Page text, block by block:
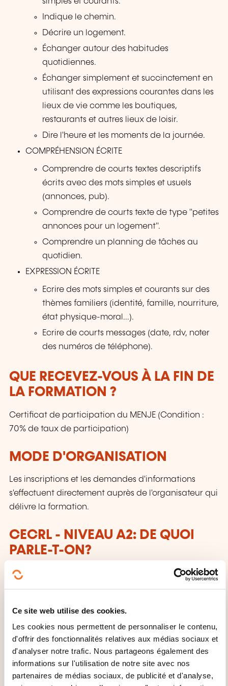
Ce site web utilise des cookies.
Les cookies nous permettent de personnaliser le contenu,
d'offrir des fonctionnalités relatives aux médias sociaux et
d'analyser notre trafic. Nous partageons également des
informations sur l'utilisation de notre site avec nos
partenaires de médias sociaux, de publicité et d'analyse,
Indique le chemin.
Décrire un logement.
Échanger autour des habitudes
quotidiennes.
Échanger simplement et succinctement en
utilisant des expressions courantes dans les
lieux de vie comme les boutiques,
restaurants et autres lieux de loisir.
Dire l'heure et les moments de la journée.
COMPRÉHENSION ÉCRITE
Comprendre de courts textes descriptifs
écrits avec des mots simples et usuels
(annonces, pub).
Comprendre de courts texte de type "petites
annonces pour un logement".
Comprendre un planning de tâches au
quotidien.
EXPRESSION ÉCRITE
Ecrire des mots simples et courants sur des
thèmes familiers (identité, famille, nourriture,
état physique-moral...).
Ecrire de courts messages (date, rdv, noter
des numéros de téléphone).
QUE RECEVEZ-VOUS À LA FIN DE
LA FORMATION ?
Certificat de participation du MENJE (Condition :
70% de taux de participation)
MODE D'ORGANISATION
Les inscriptions et les demandes d'informations
s'effectuent directement auprès de l'organisateur qui
délivre la formation.
CECRL - NIVEAU A2: DE QUOI
PARLE-T-ON?
Toute personne ayant atteint ce niveau:
expressions fréquemment utilisées en relation
avec des domaines immédiats de priorité (par
exemple, informations personnelles et familiales
simples, achats, environnement proche, travail).
Peut communiquer lors de tâches simples et
habituelles ne demandant qu'un échange